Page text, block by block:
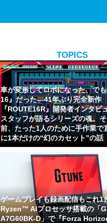
TOPICS
車が変形してロボになった、で
16』だった―41年ぶり完全新作
『ROUTE16R』開発者インタビ
スタッフが語るシリーズの魂。
前、たった1人のために手作業で
に1本だけの“幻のカセット”の話
ゲームプレイも録画配信もこれ1
Ryzen™ AIプロセッサ搭載の「
A7G60BK-D」で『Forza